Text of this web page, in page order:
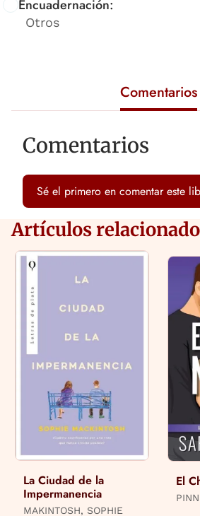
Encuadernación:
Otros
Comentarios
Comentarios
Sé el primero en comentar este
Artículos
La Ciudad de la
Impermanencia
MAKINTOSH, SOPHIE
El